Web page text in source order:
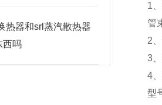
热器和srl蒸汽散热器
西吗
1
管
2
3
4
型